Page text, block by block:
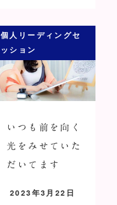
個人リーディングセ
ッション
いつも前を向く
光をみせていた
だいてます
投稿日
2023年3月22日